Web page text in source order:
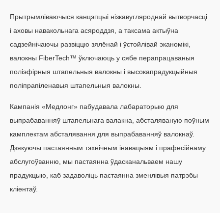
Прытрымліваючыся канцэпцыі нізкавугляроднай вытворчасці
і аховы навакольнага асяроддзя, а таксама актыўна
садзейнічаючы развіццю зялёнай і ўстойлівай эканомікі,
валокны FiberTech™ ўключаюць у сябе перапрацаваныя
поліэфірныя штапельныя валокны і высокапрадукцыйныя
поліпрапіленавыя штапельныя валокны.
Кампанія «Медлонг» пабудавала лабараторыю для
выпрабаванняў штапельнага валакна, абсталяваную поўным
камплектам абсталявання для выпрабаванняў валокнаў.
Дзякуючы пастаянным тэхнічным інавацыям і прафесійнаму
абслугоўванню, мы пастаянна ўдасканальваем нашу
прадукцыю, каб задаволіць пастаянна зменлівыя патрэбы
кліентаў.